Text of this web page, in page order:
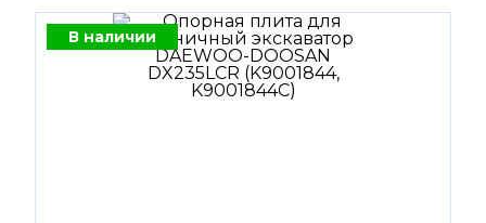
В наличии